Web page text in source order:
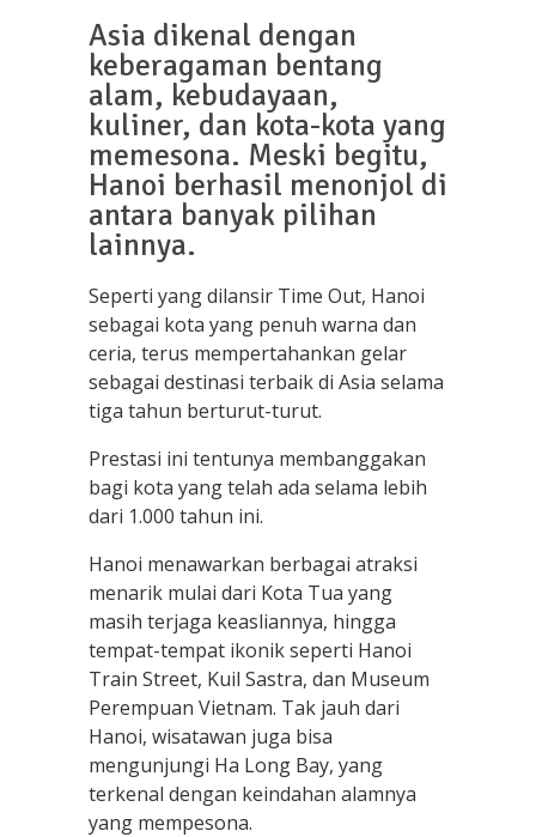
Asia dikenal dengan
keberagaman bentang
alam, kebudayaan,
kuliner, dan kota-kota yang
memesona. Meski begitu,
Hanoi berhasil menonjol di
antara banyak pilihan
lainnya.
Seperti yang dilansir Time Out, Hanoi
sebagai kota yang penuh warna dan
ceria, terus mempertahankan gelar
sebagai destinasi terbaik di Asia selama
tiga tahun berturut-turut.
Prestasi ini tentunya membanggakan
bagi kota yang telah ada selama lebih
dari 1.000 tahun ini.
Hanoi menawarkan berbagai atraksi
menarik mulai dari Kota Tua yang
masih terjaga keasliannya, hingga
tempat-tempat ikonik seperti Hanoi
Train Street, Kuil Sastra, dan Museum
Perempuan Vietnam. Tak jauh dari
Hanoi, wisatawan juga bisa
mengunjungi Ha Long Bay, yang
terkenal dengan keindahan alamnya
yang mempesona.